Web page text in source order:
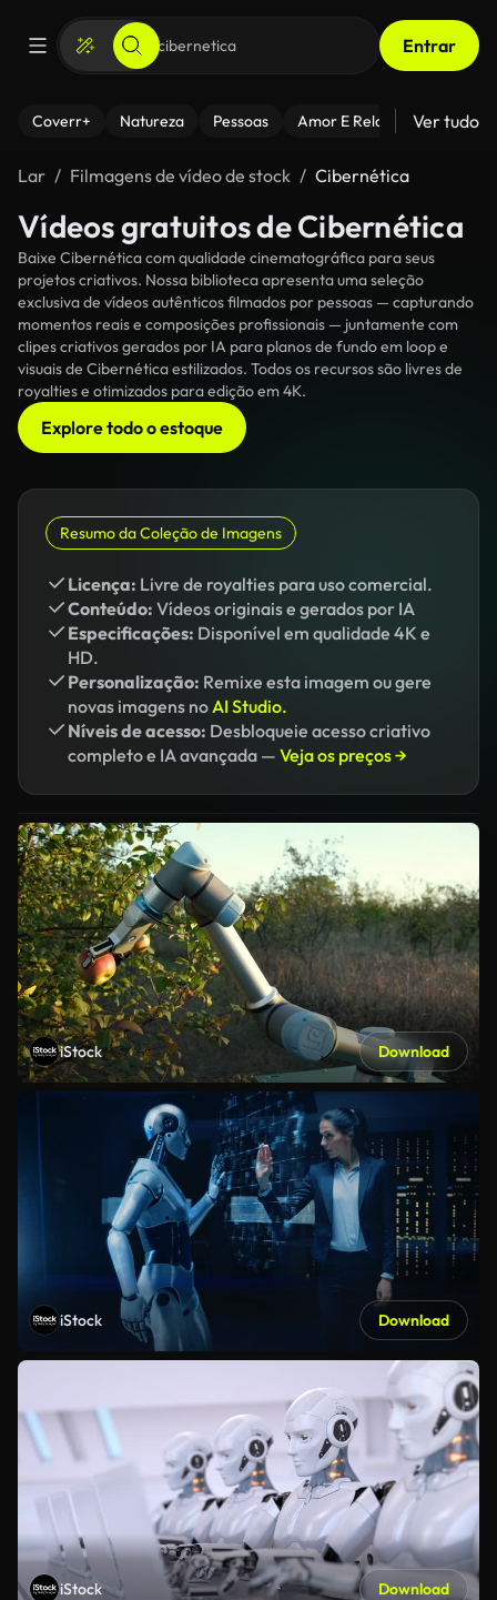
Entrar
Coverr+ Natureza Pessoas Amor E Relacionamentos
Ver tudo
Lar Filmagens de vídeo de stock Cibernética
Vídeos gratuitos de Cibernética
Baixe Cibernética com qualidade cinematográfica para seus
projetos criativos. Nossa biblioteca apresenta uma seleção
exclusiva de vídeos autênticos filmados por pessoas — capturando
momentos reais e composições profissionais — juntamente com
clipes criativos gerados por IA para planos de fundo em loop e
visuais de Cibernética estilizados. Todos os recursos são livres de
royalties e otimizados para edição em 4K.
Explore todo o estoque
Resumo da Coleção de Imagens
Licença: Livre de royalties para uso comercial.
Conteúdo: Vídeos originais e gerados por IA
Especificações: Disponível em qualidade 4K e
HD.
Personalização: Remixe esta imagem ou gere
novas imagens noAI Studio.
Níveis de acesso: Desbloqueie acesso criativo
completo e IA avançada — Veja os preços →
iStock Download
iStock Download
iStock Download